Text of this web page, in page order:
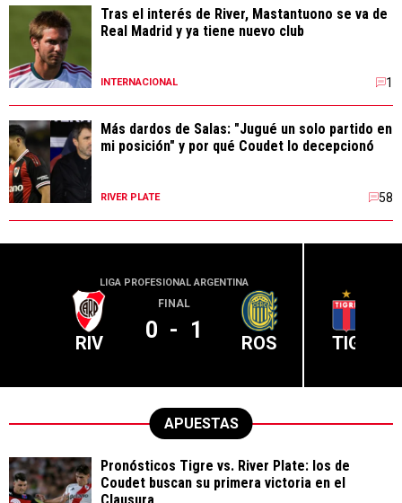
Tras el interés de River, Mastantuono se va de
Real Madrid y ya tiene nuevo club
INTERNACIONAL 1
Más dardos de Salas: "Jugué un solo partido en
mi posición" y por qué Coudet lo decepcionó
RIVER PLATE 58
LIGA PROFESIONAL ARGENTINA
RIV
FINAL
0 - 1 ROS TIG
APUESTAS
Pronósticos Tigre vs. River Plate: los de
Coudet buscan su primera victoria en el